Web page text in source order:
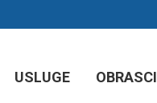
USLUGE OBRASCI